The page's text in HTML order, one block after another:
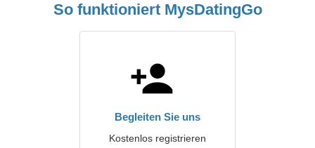
So funktioniert MysDatingGo
Begleiten Sie uns
Kostenlos registrieren